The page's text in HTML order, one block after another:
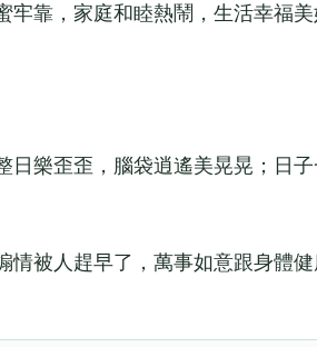
靠，家庭和睦熱鬧，生活幸福美
樂歪歪，腦袋逍遙美晃晃；日子
被人趕早了，萬事如意跟身體健